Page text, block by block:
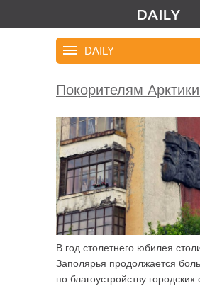
DAILY
Покорителям
В год столетнего юбилея
Заполярья продолжается
по благоустройству городских